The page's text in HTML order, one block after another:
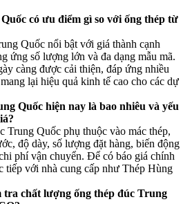
có ưu điểm gì so với ống thép từ
Quốc nổi bật với giá thành cạnh
ứng số lượng lớn và đa dạng mẫu mã.
càng được cải thiện, đáp ứng nhiều
lại hiệu quả kinh tế cao cho các dự
Quốc hiện nay là bao nhiêu và yếu
Trung Quốc phụ thuộc vào mác thép,
độ dày, số lượng đặt hàng, biến động
phí vận chuyển. Để có báo giá chính
tiếp với nhà cung cấp như Thép Hùng
tra chất lượng ống thép đúc Trung